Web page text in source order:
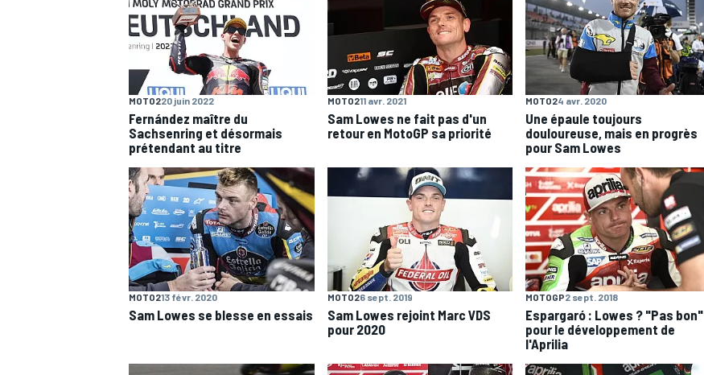
WRC
MOTO220 juin 2022
Fernández maître du
Sachsenring et désormais
prétendant au titre
MOTO211 avr. 2021
Sam Lowes ne fait pas d'un
retour en MotoGP sa priorité
MOTO24 avr. 2020
Une épaule toujours
douloureuse, mais en progrès
pour Sam Lowes
MOTO213 févr. 2020
Sam Lowes se blesse en essais
MOTO26 sept. 2019
Sam Lowes rejoint Marc VDS
pour 2020
MOTOGP2 sept. 2018
Espargaró : Lowes ? "Pas bon"
pour le développement de
l'Aprilia